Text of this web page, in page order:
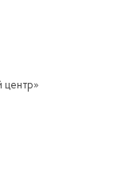
центр»